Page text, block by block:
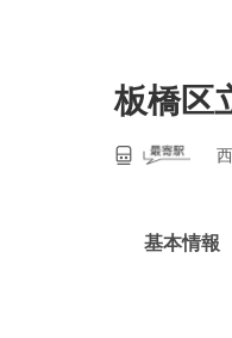
板橋区
基本情報